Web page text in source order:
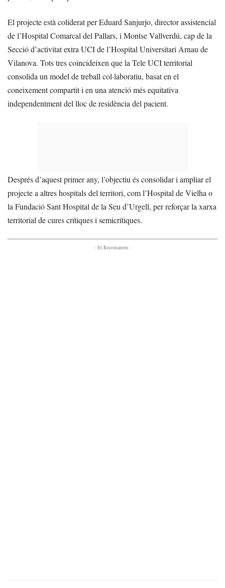
El projecte està coliderat per Eduard Sanjurjo, director assistencial
de l’Hospital Comarcal del Pallars, i Montse Vallverdú, cap de la
Secció d’activitat extra UCI de l’Hospital Universitari Arnau de
Vilanova. Tots tres coincideixen que la Tele UCI territorial
consolida un model de treball col·laboratiu, basat en el
coneixement compartit i en una atenció més equitativa
independentment del lloc de residència del pacient.
Després d’aquest primer any, l’objectiu és consolidar i ampliar el
projecte a altres hospitals del territori, com l’Hospital de Vielha o
la Fundació Sant Hospital de la Seu d’Urgell, per reforçar la xarxa
territorial de cures crítiques i semicrítiques.
- Et Recomanem -